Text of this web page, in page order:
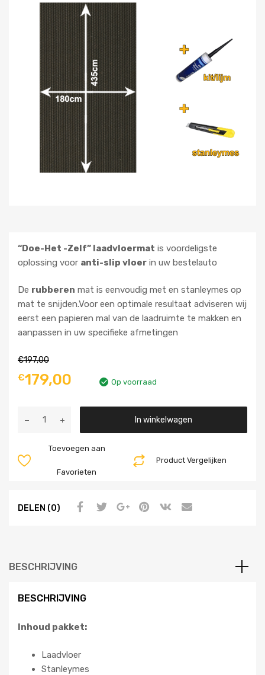
“Doe-Het -Zelf” laadvloermat is voordeligste
oplossing voor anti-slip vloer in uw bestelauto
De rubberen mat is eenvoudig met en stanleymes op
mat te snijden.Voor een optimale resultaat adviseren wij
eerst een papieren mal van de laadruimte te makken en
aanpassen in uw specifieke afmetingen
€197,00
€179,00 Op voorraad
In winkelwagen
Product Vergelijken
Toevoegen aan
Favorieten
DELEN (0)
BESCHRIJVING
BESCHRIJVING
Inhoud pakket:
Laadvloer
Stanleymes